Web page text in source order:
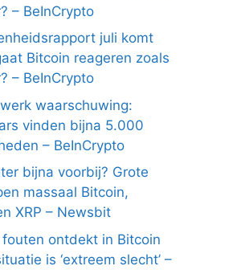
– BeInCrypto
juli komt
Bitcoin reageren zoals
– BeInCrypto
waarschuwing:
vinden bijna 5.000
– BeInCrypto
bijna voorbij? Grote
massaal Bitcoin,
XRP – Newsbit
ontdekt in Bitcoin
is ‘extreem slecht’ –